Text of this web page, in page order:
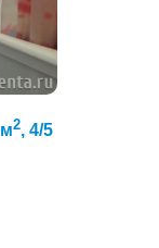
2, 4/5